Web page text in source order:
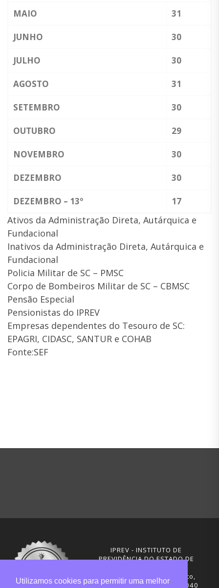
MAIO 31
JUNHO 30
JULHO 30
AGOSTO 31
SETEMBRO 30
OUTUBRO 29
NOVEMBRO 30
DEZEMBRO 30
DEZEMBRO – 13º 17
Ativos da Administração Direta, Autárquica e
Fundacional
Inativos da Administração Direta, Autárquica e
Fundacional
Policia Militar de SC – PMSC
Corpo de Bombeiros Militar de SC – CBMSC
Pensão Especial
Pensionistas do IPREV
Empresas dependentes do Tesouro de SC:
EPAGRI, CIDASC, SANTUR e COHAB
Fonte:SEF
IPREV - INSTITUTO DE
PREVIDÊNCIA DO ESTADO DE
Rua Visconde de Ouro Preto,
291 – Centro - CEP: 88020-040
Utilizamos cookies para permitir uma melhor